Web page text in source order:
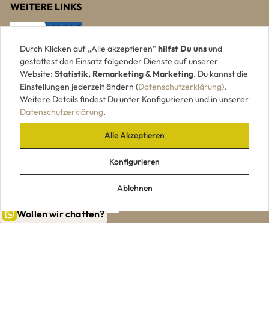
Wollen wir chatten?
WEITERE LINKS
UNSERE ZAHLUNGSARTEN
Durch Klicken auf „Alle akzeptieren“ hilfst Du unsund
gestattest den Einsatz folgender Dienste auf unserer
Website: Statistik, Remarketing & Marketing. Du kannst die
Einstellungen jederzeit ändern (Datenschutzerklärung).
Weitere Details findest Du unter Konfigurieren und in unserer
Datenschutzerklärung.
Ablehnen
Konfigurieren
Alle Akzeptieren